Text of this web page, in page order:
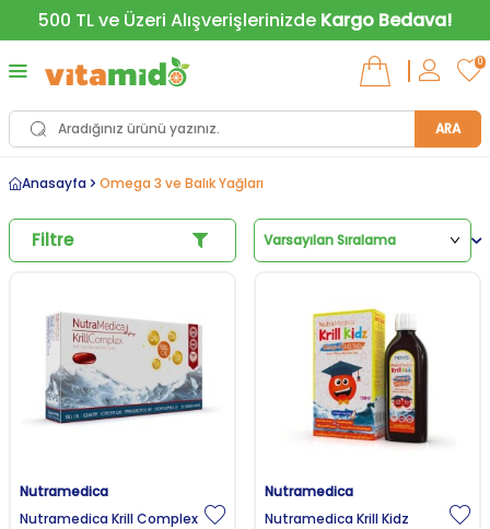
500 TL ve Üzeri Alışverişlerinizde Kargo Bedava!
ARA
0
Anasayfa Omega 3 ve Balık Yağları
Filtre
Nutramedica
Nutramedica Krill Complex
Nutramedica
Nutramedica Krill Kidz